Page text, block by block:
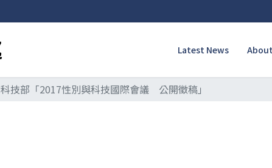
Latest News
科技部「2017性別與科技國際會議 公開徵稿」